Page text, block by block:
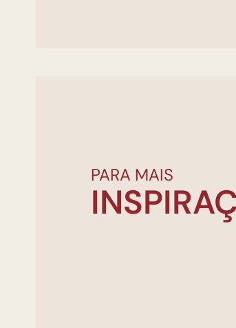
PARA MAIS